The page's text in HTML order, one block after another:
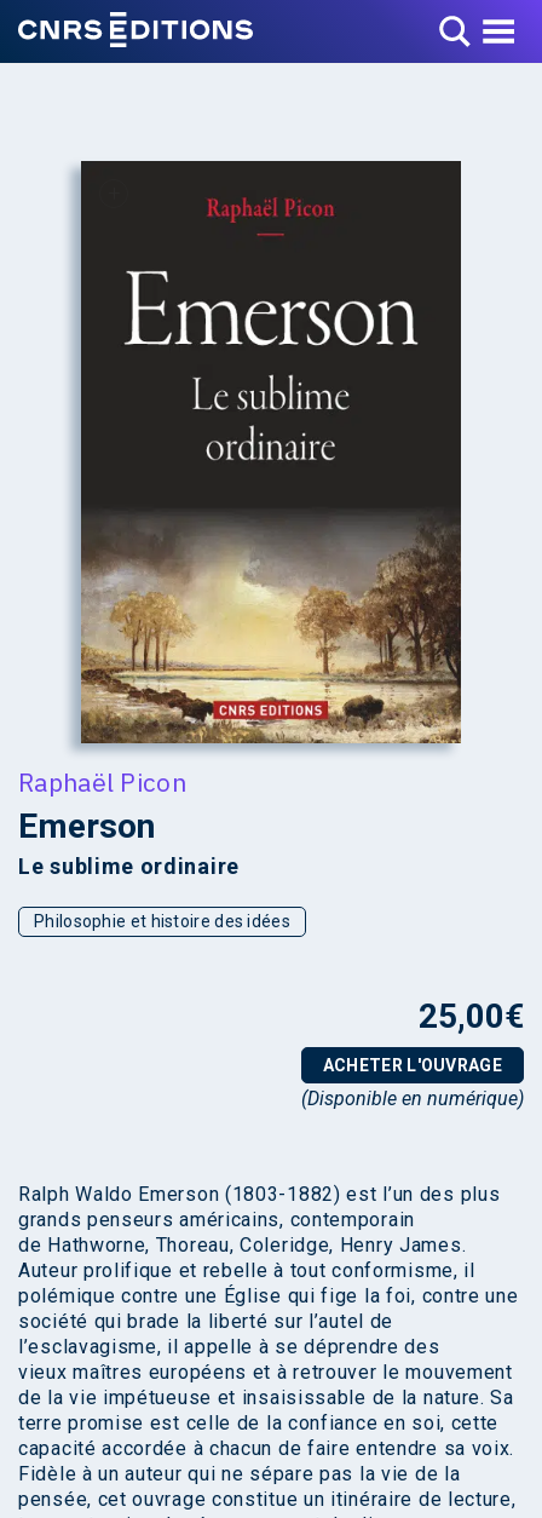
Toggle Menu
Raphaël Picon
Emerson
Le sublime ordinaire
Philosophie et histoire des idées
25,00€
ACHETER L'OUVRAGE
(Disponible en numérique)
Ralph Waldo Emerson (1803-1882) est l’un des plus
grands penseurs américains, contemporain
de Hathworne, Thoreau, Coleridge, Henry James.
Auteur prolifique et rebelle à tout conformisme, il
polémique contre une Église qui fige la foi, contre une
société qui brade la liberté sur l’autel de
l’esclavagisme, il appelle à se déprendre des
vieux maîtres européens et à retrouver le mouvement
de la vie impétueuse et insaisissable de la nature. Sa
terre promise est celle de la confiance en soi, cette
capacité accordée à chacun de faire entendre sa voix.
Fidèle à un auteur qui ne sépare pas la vie de la
pensée, cet ouvrage constitue un itinéraire de lecture,